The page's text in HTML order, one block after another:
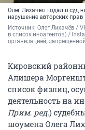
Олег Лихачев подал в суд
нарушение авторских прав
Источник: Олег Лихачёв /
в список иноагентов) /
организацией,
Кировский
Алишера
список физлиц,
деятельность на
Прим. ред.)
шоумена Олега